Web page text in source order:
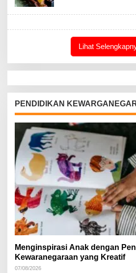
Lihat
PENDIDIKAN
Menginspirasi Anak dengan
Kewaranegaraan yang Kreatif
07/08/2026